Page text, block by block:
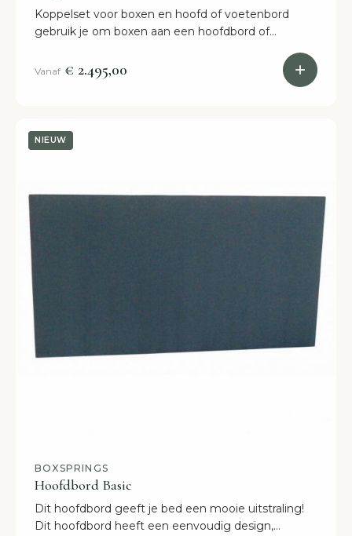
Koppelset voor boxen en hoofd of voetenbord
gebruik je om boxen aan een hoofdbord of
leverbaar.
Vanaf € 2.495,00
NIEUW
BOXSPRINGS
Hoofdbord Basic
Dit hoofdbord geeft je bed een mooie uitstraling!
Dit hoofdbord heeft een eenvoudig design,